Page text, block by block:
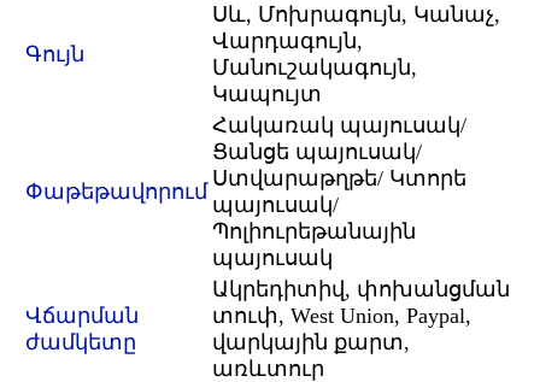
Գույն
Սև, Մոխրագույն, Կանաչ,
Վարդագույն,
Մանուշակագույն,
Կապույտ
Փաթեթավորում
Հակառակ պայուսակ/
Ցանցե պայուսակ/
Ստվարաթղթե/ Կտորե
պայուսակ/
Պոլիուրեթանային
պայուսակ
Վճարման
ժամկետը
Ակրեդիտիվ, փոխանցման
տուփ, West Union, Paypal,
վարկային քարտ,
առևտուր